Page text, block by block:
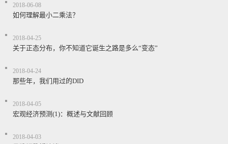
2018-06-08
如何理解最小二乘法？
2018-04-25
关于正态分布，你不知道它诞生之路是多么“变态”
2018-04-24
那些年，我们用过的DID
2018-04-05
宏观经济预测(1)：概述与文献回顾
2018-04-03